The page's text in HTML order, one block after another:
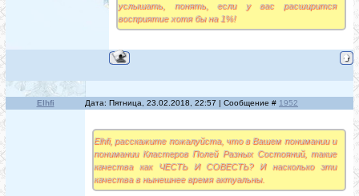
услышать, понять, если у вас расширится
восприятие хотя бы на 1%!
Elhfi Дата: Пятница, 23.02.2018, 22:57 | Сообщение # 1952
Elhfi, расскажите пожалуйста, что в Вашем понимании и
понимании Кластеров Полей Разных Состояний, такие
качества как ЧЕСТЬ И СОВЕСТЬ? И насколько эти
качества в нынешнее время актуальны.